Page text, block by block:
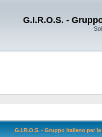
G.I.R.O.S. -
G.I.R.O.S. - Gruppo Italiano per